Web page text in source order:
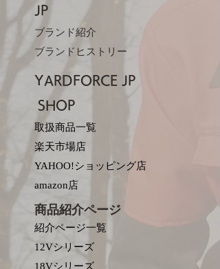
JP​
ブランド紹介
ブランドヒストリー
YARDFORCE JP​
SHOP
取扱商品一覧
楽天市場店
YAHOO!ショッピング店
amazon店
商品紹介ページ
紹介ページ一覧
12Vシリーズ
18Vシリーズ